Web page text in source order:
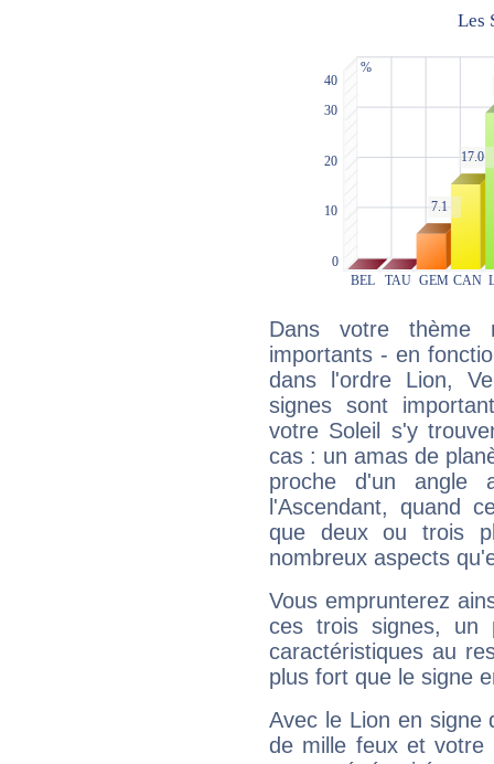
Dans votre thème
importants - en
dans l'ordre Lion,
signes sont
votre Soleil s'y
cas : un amas de
proche d'un
l'Ascendant, quand
que deux ou trois
nombreux aspects
Vous emprunterez
ces trois signes, un
caractéristiques au
plus fort que le signe
Avec le Lion en signe
de mille feux et votre